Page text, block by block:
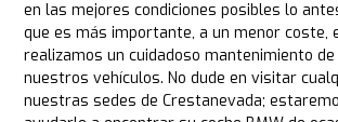
en las mejores condiciones posibles lo
que es más importante, a un menor coste,
realizamos un cuidadoso mantenimiento de
nuestros vehículos. No dude en visitar
nuestras sedes de Crestanevada;